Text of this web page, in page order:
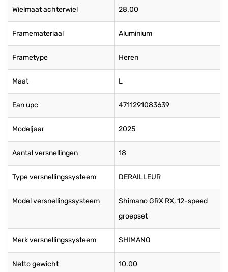
Wielmaat achterwiel 28.00
Framemateriaal Aluminium
Frametype Heren
Maat L
Ean upc 4711291083639
Modeljaar 2025
Aantal versnellingen 18
Type versnellingssysteem DERAILLEUR
Model versnellingssysteem
Shimano GRX RX, 12-speed
groepset
Merk versnellingssysteem SHIMANO
Netto gewicht 10.00